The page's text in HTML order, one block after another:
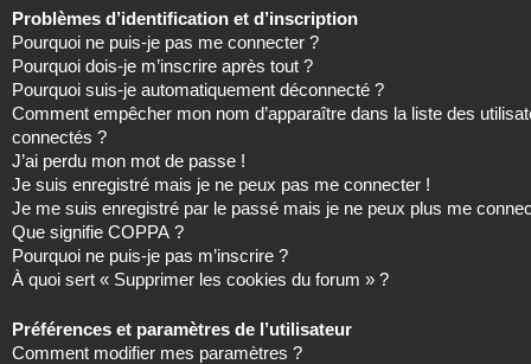
Problèmes d’identification et d’inscription
Pourquoi ne puis-je pas me connecter ?
Pourquoi dois-je m’inscrire après tout ?
Pourquoi suis-je automatiquement déconnecté ?
Comment empêcher mon nom d’apparaître dans la liste des
connectés ?
J’ai perdu mon mot de passe !
Je suis enregistré mais je ne peux pas me connecter !
Je me suis enregistré par le passé mais je ne peux plus me
Que signifie COPPA ?
Pourquoi ne puis-je pas m’inscrire ?
À quoi sert « Supprimer les cookies du forum » ?
Préférences et paramètres de l’utilisateur
Comment modifier mes paramètres ?